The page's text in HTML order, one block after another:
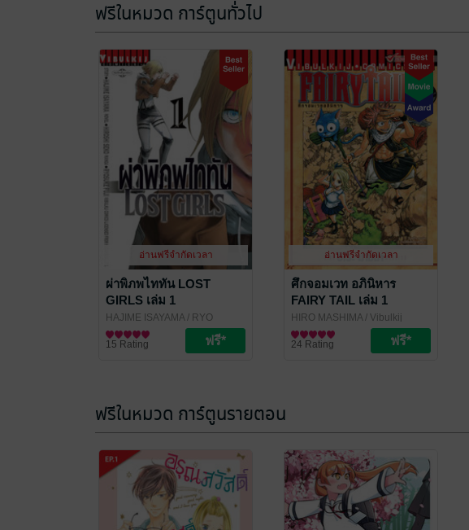
ฟรีในหมวด การ์ตูนทั่วไป
อ่านฟรีจำกัดเวลา
ผ่าพิภพไททัน LOST
GIRLS เล่ม 1
HAJIME ISAYAMA / RYO
SUZUKAZE / SATOSHI SHIKI
Vibulkij Publishing
การ์ตูนทั่วไป
15 Rating
อ่านฟรีจำกัดเวลา
ศึกจอมเวท อภินิหาร
FAIRY TAIL เล่ม 1
HIRO MASHIMA/ Vibulkij
Publishing
การ์ตูนทั่วไป
24 Rating
ฟรีในหมวด การ์ตูนรายตอน